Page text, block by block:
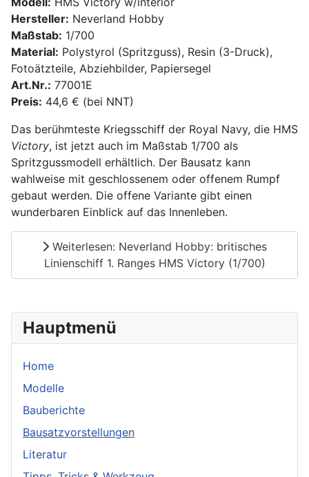
Hauptmenü
Home
Modelle
Bauberichte
Bausatzvorstellungen
Literatur
Hersteller: Neverland Hobby
Maßstab: 1/700
Material: Polystyrol (Spritzguss), Resin (3-Druck),
Fotoätzteile, Abziehbilder, Papiersegel
Art.Nr.: 77001E
Preis: 44,6 € (bei NNT)
Das berühmteste Kriegsschiff der Royal Navy, die HMS
Victory, ist jetzt auch im Maßstab 1/700 als
Spritzgussmodell erhältlich. Der Bausatz kann
wahlweise mit geschlossenem oder offenem Rumpf
gebaut werden. Die offene Variante gibt einen
wunderbaren Einblick auf das Innenleben.
Weiterlesen: Neverland Hobby: britisches
Linienschiff 1. Ranges HMS Victory (1/700)